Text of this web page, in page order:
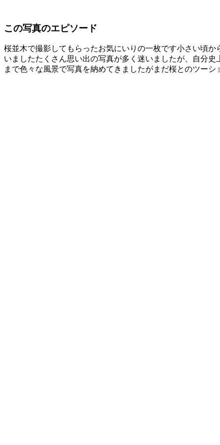
この写真のエピソード
桜並木で撮影してもらったお気にいりの一枚です小さい頃
いましたたくさん思い出の写真が多く迷いましたが、自分
まで色々な風景で写真を納めてきましたがまだ桜とのツー